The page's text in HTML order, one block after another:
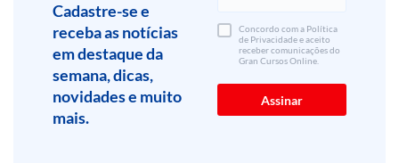
Cadastre-se e
receba as notícias
em destaque da
semana, dicas,
novidades e muito
mais.
Concordo com a Política
de Privacidade e aceito
receber comunicações do
Gran Cursos Online.